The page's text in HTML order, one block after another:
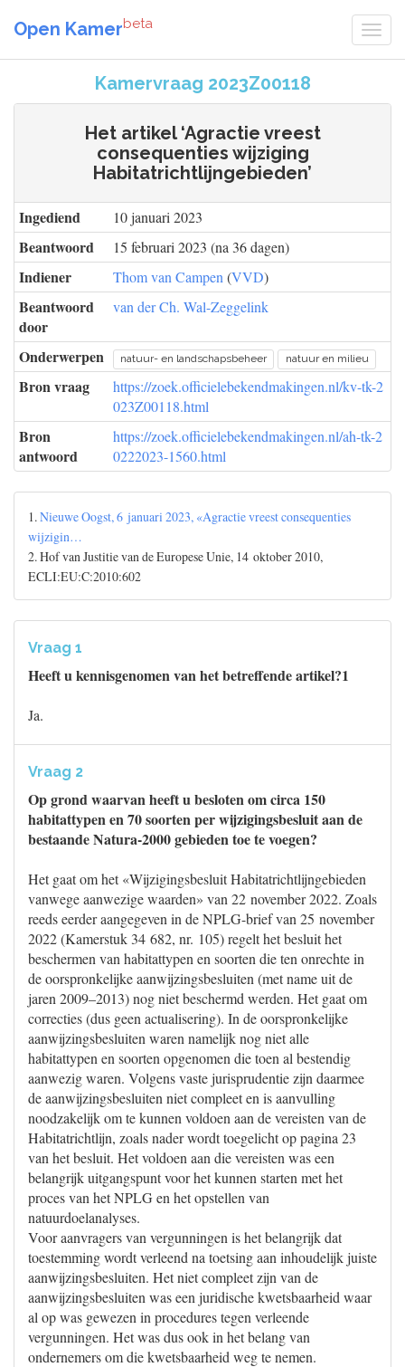
Open Kamerbeta
Kamervraag 2023Z00118
Het artikel ‘Agractie vreest
consequenties wijziging
Habitatrichtlijngebieden’
Ingediend 10 januari 2023
Beantwoord 15 februari 2023 (na 36 dagen)
Indiener Thom van Campen (VVD)
Beantwoord
door
van der Ch. Wal-Zeggelink
Onderwerpen natuur- en landschapsbeheer natuur en milieu
Bron vraag
https://zoek.officielebekendmakingen.nl/kv-tk-2
023Z00118.html
Bron
antwoord
https://zoek.officielebekendmakingen.nl/ah-tk-2
0222023-1560.html
1.Nieuwe Oogst, 6 januari 2023, «Agractie vreest consequenties
wijzigin…
2. Hof van Justitie van de Europese Unie, 14 oktober 2010,
ECLI:EU:C:2010:602
Vraag 1
Heeft u kennisgenomen van het betreffende artikel?1
Ja.
Vraag 2
Op grond waarvan heeft u besloten om circa 150
habitattypen en 70 soorten per wijzigingsbesluit aan de
bestaande Natura-2000 gebieden toe te voegen?
Het gaat om het «Wijzigingsbesluit Habitatrichtlijngebieden
vanwege aanwezige waarden» van 22 november 2022. Zoals
reeds eerder aangegeven in de NPLG-brief van 25 november
2022 (Kamerstuk 34 682, nr. 105) regelt het besluit het
beschermen van habitattypen en soorten die ten onrechte in
de oorspronkelijke aanwijzingsbesluiten (met name uit de
jaren 2009–2013) nog niet beschermd werden. Het gaat om
correcties (dus geen actualisering). In de oorspronkelijke
aanwijzingsbesluiten waren namelijk nog niet alle
habitattypen en soorten opgenomen die toen al bestendig
aanwezig waren. Volgens vaste jurisprudentie zijn daarmee
de aanwijzingsbesluiten niet compleet en is aanvulling
noodzakelijk om te kunnen voldoen aan de vereisten van de
Habitatrichtlijn, zoals nader wordt toegelicht op pagina 23
van het besluit. Het voldoen aan die vereisten was een
belangrijk uitgangspunt voor het kunnen starten met het
proces van het NPLG en het opstellen van
natuurdoelanalyses.
Voor aanvragers van vergunningen is het belangrijk dat
toestemming wordt verleend na toetsing aan inhoudelijk juiste
aanwijzingsbesluiten. Het niet compleet zijn van de
aanwijzingsbesluiten was een juridische kwetsbaarheid waar
al op was gewezen in procedures tegen verleende
vergunningen. Het was dus ook in het belang van
ondernemers om die kwetsbaarheid weg te nemen.